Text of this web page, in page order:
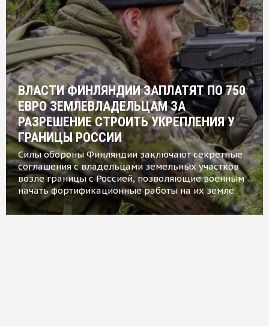
ВЛАСТИ ФИНЛЯНДИИ ЗАПЛАТЯТ ПО 750
ЕВРО ЗЕМЛЕВЛАДЕЛЬЦАМ ЗА
РАЗРЕШЕНИЕ СТРОИТЬ УКРЕПЛЕНИЯ У
ГРАНИЦЫ РОССИИ
Силы обороны Финляндии заключают секретные
соглашения с владельцами земельных участков
возле границы с Россией, позволяющие военным
начать фортификационные работы на их земле